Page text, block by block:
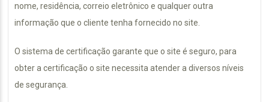
nome, residência, correio eletrônico e qualquer outra
informação que o cliente tenha fornecido no site.
O sistema de certificação garante que o site é seguro, para
obter a certificação o site necessita atender a diversos níveis
de segurança.